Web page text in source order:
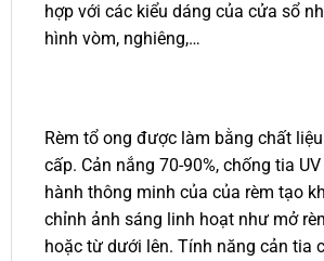
hợp với các kiểu dáng của cửa sổ
hình vòm, nghiêng,…
Rèm tổ ong được làm bằng chất
cấp. Cản nắng 70-90%, chống tia
hành thông minh của của rèm tạo
chỉnh ảnh sáng linh hoạt như mở
hoặc từ dưới lên. Tính năng cản tia